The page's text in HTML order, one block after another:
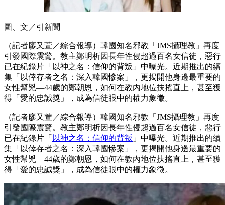
圖、文／引新聞
（記者廖又萱／綜合報導）韓國知名邪教「JMS攝理教」再度
引發國際震驚。教主鄭明析因長年性侵超過百名女信徒，惡行
已在紀錄片「以神之名：信仰的背叛」中曝光。近期推出的續
集「以倖存者之名：深入韓國慘案」，更揭開他身邊最重要的
女性幫兇—44歲的鄭朝恩，如何在教內地位扶搖直上，甚至獲
得「愛的忠誠獎」，成為信徒眼中的權力象徵。
（記者廖又萱／綜合報導）韓國知名邪教「 JMS攝理教」再度
引發國際震驚。教主鄭明析因長年性侵超過百名女信徒，惡行
已在紀錄片「 以神之名：信仰的背叛 」中曝光。近期推出的續
集「以倖存者之名：深入韓國慘案」，更揭開他身邊最重要的
女性幫兇—44歲的鄭朝恩，如何在教內地位扶搖直上，甚至獲
得「愛的忠誠獎」，成為信徒眼中的權力象徵。